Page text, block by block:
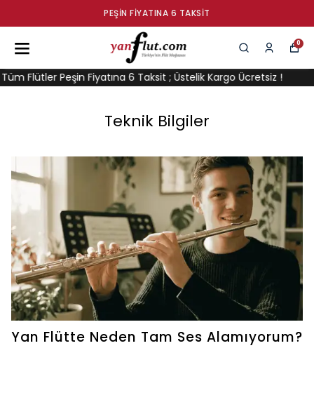
PEŞIN FIYATINA 6 TAKSIT
0
Peşin Fiyatına 6 Taksit ; Üstelik Kargo Ücretsiz !
Teknik Bilgiler
Yan Flütte Neden Tam Ses Alamıyorum?